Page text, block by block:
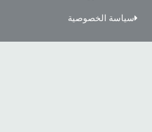
الخصوصية